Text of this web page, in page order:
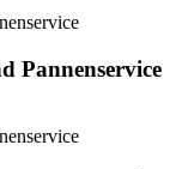
Pannenservice